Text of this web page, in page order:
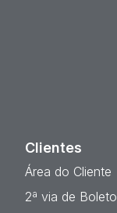
Clientes
Área do Cliente
2ª via de Boleto